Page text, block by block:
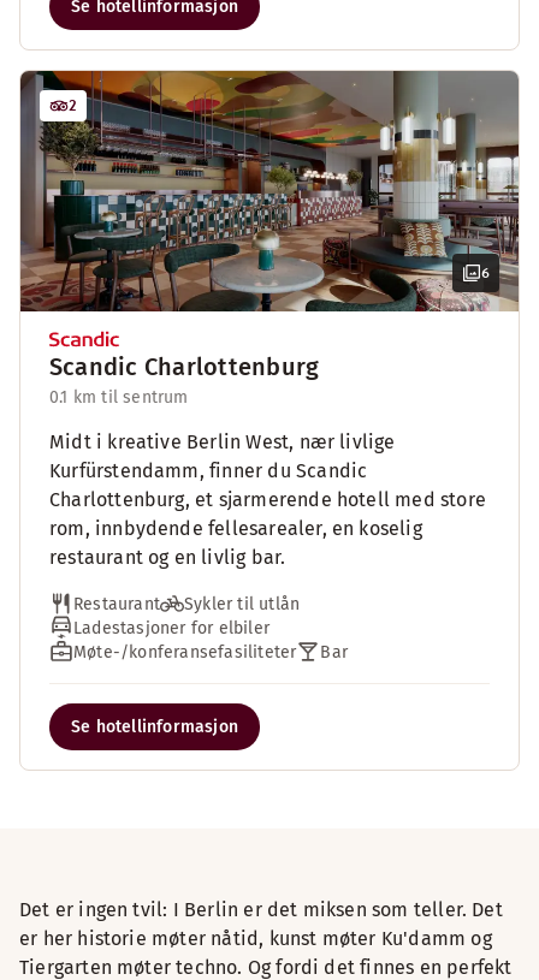
Se hotellinformasjon
6
2
Scandic Charlottenburg
0.1 km til sentrum
Midt i kreative Berlin West, nær livlige
Kurfürstendamm, finner du Scandic
Charlottenburg, et sjarmerende hotell med store
rom, innbydende fellesarealer, en koselig
restaurant og en livlig bar.
Restaurant
Sykler til utlån
Ladestasjoner for elbiler
Møte-/konferansefasiliteter
Bar
Se hotellinformasjon
Det er ingen tvil: I Berlin er det miksen som teller. Det
er her historie møter nåtid, kunst møter Ku'damm og
Tiergarten møter techno. Og fordi det finnes en perfekt